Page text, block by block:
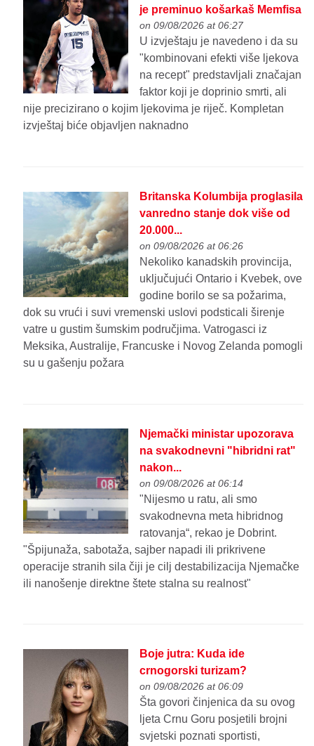
je preminuo košarkaš Memfisa
on 09/08/2026 at 06:27
U izvještaju je navedeno i da su
"kombinovani efekti više ljekova
na recept" predstavljali značajan
faktor koji je doprinio smrti, ali
nije precizirano o kojim ljekovima je riječ. Kompletan
izvještaj biće objavljen naknadno
Britanska Kolumbija proglasila
vanredno stanje dok više od
20.000...
on 09/08/2026 at 06:26
Nekoliko kanadskih provincija,
uključujući Ontario i Kvebek, ove
godine borilo se sa požarima,
dok su vrući i suvi vremenski uslovi podsticali širenje
vatre u gustim šumskim područjima. Vatrogasci iz
Meksika, Australije, Francuske i Novog Zelanda pomogli
su u gašenju požara
Njemački ministar upozorava
na svakodnevni "hibridni rat"
nakon...
on 09/08/2026 at 06:14
"Nijesmo u ratu, ali smo
svakodnevna meta hibridnog
ratovanja“, rekao je Dobrint.
"Špijunaža, sabotaža, sajber napadi ili prikrivene
operacije stranih sila čiji je cilj destabilizacija Njemačke
ili nanošenje direktne štete stalna su realnost"
Boje jutra: Kuda ide
crnogorski turizam?
on 09/08/2026 at 06:09
Šta govori činjenica da su ovog
ljeta Crnu Goru posjetili brojni
svjetski poznati sportisti,